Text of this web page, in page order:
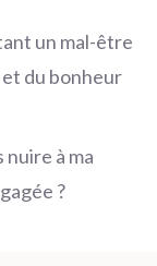
un mal-être
et du bonheur
à ma
?